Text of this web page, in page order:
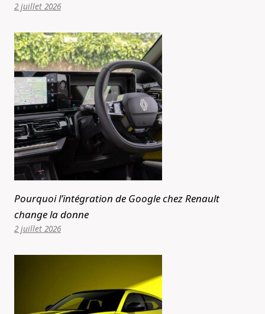
2 juillet 2026
Pourquoi l’intégration de Google chez Renault
change la donne
2 juillet 2026